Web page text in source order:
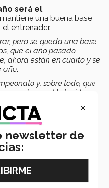
será el
una buena base
entrenador.
pero se queda una base
que el año pasado
ahora están en cuarto y se
año.
y, sobre todo, que
muy buena. He tenido
importante en los equipos
habíanconseguido el
obtener dos
después de la
LEER:
×
newsletter de